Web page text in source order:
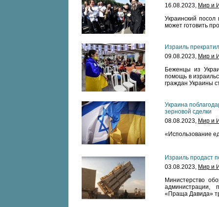
16.08.2023, Мир и
Украинский
может готовить
Израиль
09.08.2023, Мир и
Беженцы из
помощь в
граждан Украины
Украина
зерновой сделки
08.08.2023, Мир и
«Использование
Израиль продаст
03.08.2023, Мир и
Министерство
администрации,
«Праща Давида»